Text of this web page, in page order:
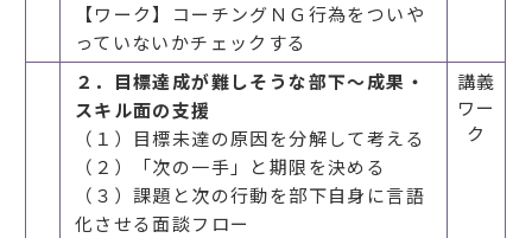
【ワーク】コーチングＮＧ行為をついや
っていないかチェックする
２．目標達成が難しそうな部下～成果・
スキル面の支援
（１）目標未達の原因を分解して考える
（２）「次の一手」と期限を決める
（３）課題と次の行動を部下自身に言語
化させる面談フロー
講義
ワー
ク